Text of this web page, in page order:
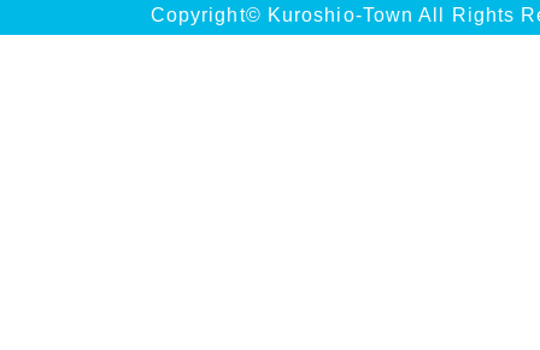
Copyright© Kuroshio-Town All Rights